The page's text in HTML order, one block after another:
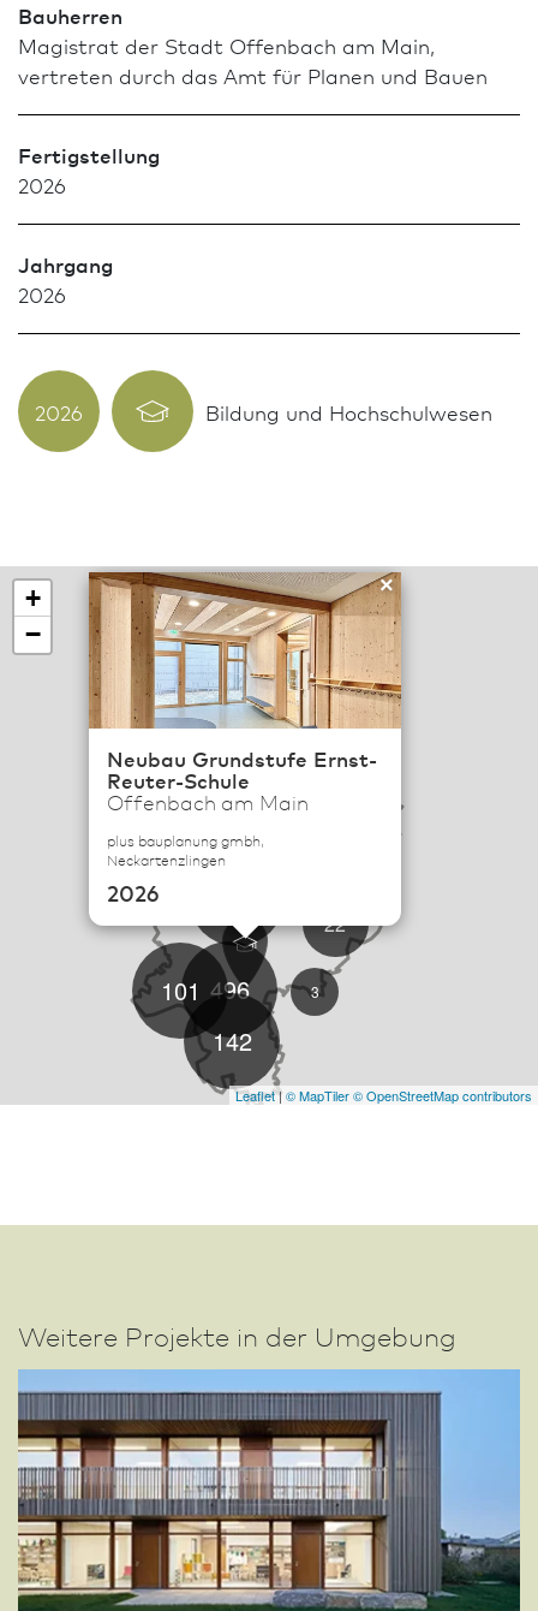
Bauherren
Magistrat der Stadt Offenbach am Main,
vertreten durch das Amt für Planen und Bauen
Fertigstellung
2026
Jahrgang
2026
2026 Bildung und Hochschulwesen
3
22
142
101 496
Neubau Grundstufe Ernst-
Reuter-Schule
Offenbach am Main
plus bauplanung gmbh,
Neckartenzlingen
2026
×
+
−
Leaflet|© MapTiler© OpenStreetMap contributors
Weitere Projekte in der Umgebung